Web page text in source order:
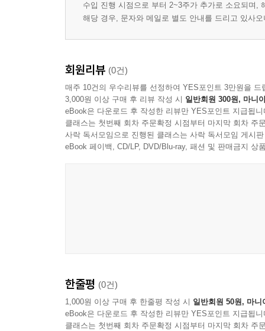
수입 진행 시점으로 부터 2~3주가 추가로 소요되며,
해당 경우, 문자와 메일로 별도 안내를 드리고 있사
회원리뷰 (0건)
매주 10건의 우수리뷰를 선정하여 YES포인트 3만원을 드
3,000원 이상 구매 후 리뷰 작성 시 일반회원 300원, 마니
eBook은 다운로드 후 작성한 리뷰만 YES포인트 지급됩니
클래스는 첫번째 회차 주문확정 시점부터 마지막 회차 주
사락 독서모임으로 진행된 클래스는 사락 독서모임 게시
eBook 페이백, CD/LP, DVD/Blu-ray, 패션 및 판매금지 상
한줄평 (0건)
1,000원 이상 구매 후 한줄평 작성 시 일반회원 50원, 마니
eBook은 다운로드 후 작성한 리뷰만 YES포인트 지급됩니
클래스는 첫번째 회차 주문확정 시점부터 마지막 회차 주